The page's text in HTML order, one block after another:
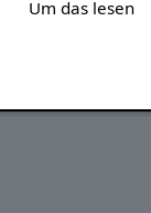
Um das lesen